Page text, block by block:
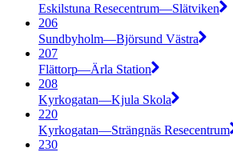
Eskilstuna Resecentrum—Slätviken
206
Sundbyholm—Björsund Västra
207
Flättorp—Ärla Station
208
Kyrkogatan—Kjula Skola
220
Kyrkogatan—Strängnäs Resecentrum
230